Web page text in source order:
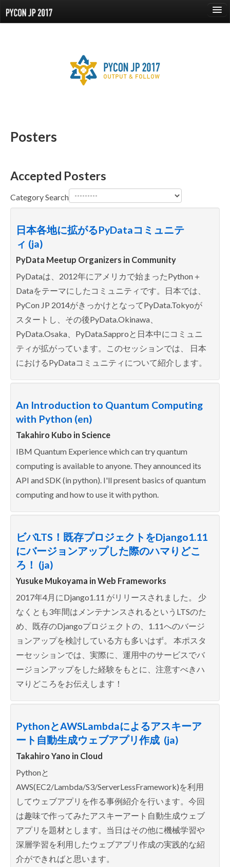
Speaker
Venue
Posters
Accepted Posters
Category Search
日本各地に拡がるPyDataコミュニテ
ィ (ja)
PyData Meetup Organizers in Community
PyDataは、2012年にアメリカで始まったPython＋
Dataをテーマにしたコミュニティです。日本では、
PyCon JP 2014がきっかけとなってPyData.Tokyoが
スタートし、その後PyData.Okinawa、
PyData.Osaka、PyData.Sapproと日本中にコミュニ
ティが拡がっています。このセッションでは、 日本
におけるPyDataコミュニティについて紹介します。
An Introduction to Quantum Computing
with Python (en)
Takahiro Kubo in Science
IBM Quantum Experience which can try quantum
computing is available to anyone. They announced its
API and SDK (in python). I'll present basics of quantum
computing and how to use it with python.
ビバLTS！既存プロジェクトをDjango1.11
にバージョンアップした際のハマりどこ
ろ！ (ja)
Yusuke Mukoyama in Web Frameworks
2017年4月にDjango1.11 がリリースされました。 少
なくとも3年間はメンテナンスされるというLTSのた
め、既存のDjangoプロジェクトの、1.11へのバージ
ョンアップを検討している方も多いはず。 本ポスタ
ーセッションでは、実際に、運用中のサービスでバ
ージョンアップをした経験をもとに、注意すべきハ
マりどころをお伝えします！
PythonとAWSLambdaによるアスキーア
ート自動生成ウェブアプリ作成 (ja)
Takahiro Yano in Cloud
Pythonと
AWS(EC2/Lambda/S3/ServerLessFramework)を利用
してウェブアプリを作る事例紹介を行います。今回
は趣味で作ってみたアスキーアート自動生成ウェブ
アプリを題材とします。当日はその他に機械学習や
深層学習を利用したウェブアプリ作成の実践的な紹
介ができればと思います。